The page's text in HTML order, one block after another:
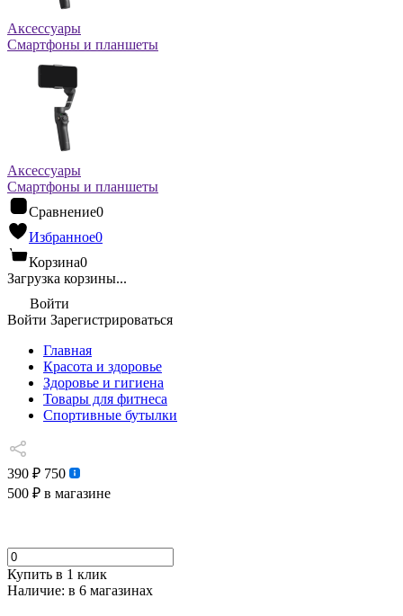
Аксессуары
Смартфоны и планшеты
Аксессуары
Смартфоны и планшеты
Сравнение0
Избранное0
Корзина0
Загрузка корзины...
Войти
Войти Зарегистрироваться
Главная
Красота и здоровье
Здоровье и гигиена
Товары для фитнеса
Спортивные бутылки
390 ₽ 750
500 ₽ в магазине
Купить в 1 клик
Наличие: в 6 магазинах